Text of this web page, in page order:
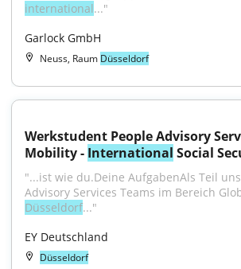
international..."
Garlock GmbH
Neuss, Raum Düsseldorf
Werkstudent People Advisory
Mobility - International Social
"...ist wie du.Deine AufgabenAls Teil
Düsseldorf..."
EY Deutschland
Düsseldorf